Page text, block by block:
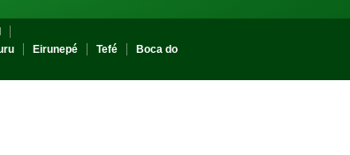
Eirunepé Tefé
Boca do